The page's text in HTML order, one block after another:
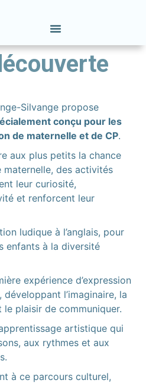
Silvange propose
conçu pour les
de maternelle et de CP.
aux plus petits la chance
maternelle, des activités
leur curiosité,
et renforcent leur
ludique à l’anglais, pour
enfants à la diversité
expérience d’expression
l’imaginaire, la
plaisir de communiquer.
artistique qui
aux rythmes et aux
à ce parcours culturel,